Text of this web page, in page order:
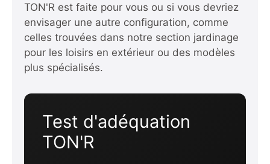
TON'R est faite pour vous ou si vous devriez
envisager une autre configuration, comme
celles trouvées dans notre section jardinage
pour les loisirs en extérieur ou des modèles
plus spécialisés.
Test d'adéquation
TON'R